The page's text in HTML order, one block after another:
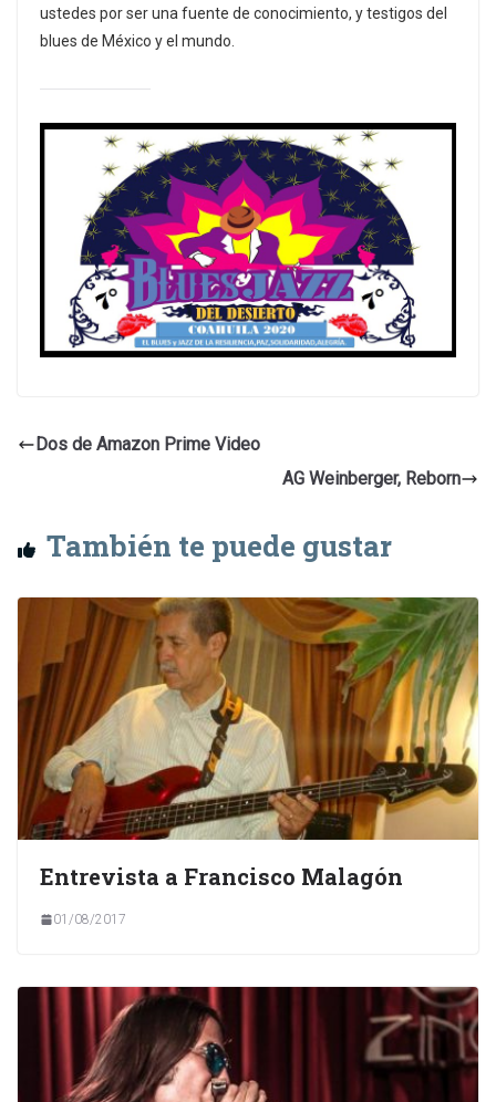
ustedes por ser una fuente de conocimiento, y testigos del
blues de México y el mundo.
Dos de Amazon Prime Video
AG Weinberger, Reborn
También te puede gustar
Entrevista a Francisco Malagón
01/08/2017